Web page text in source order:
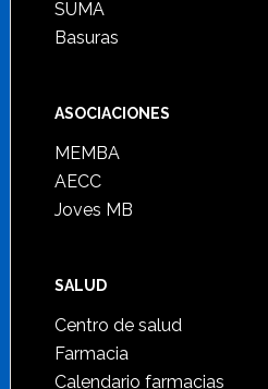
SUMA
Basuras
ASOCIACIONES
MEMBA
AECC
Joves MB
SALUD
Centro de salud
Farmacia
Calendario farmacias